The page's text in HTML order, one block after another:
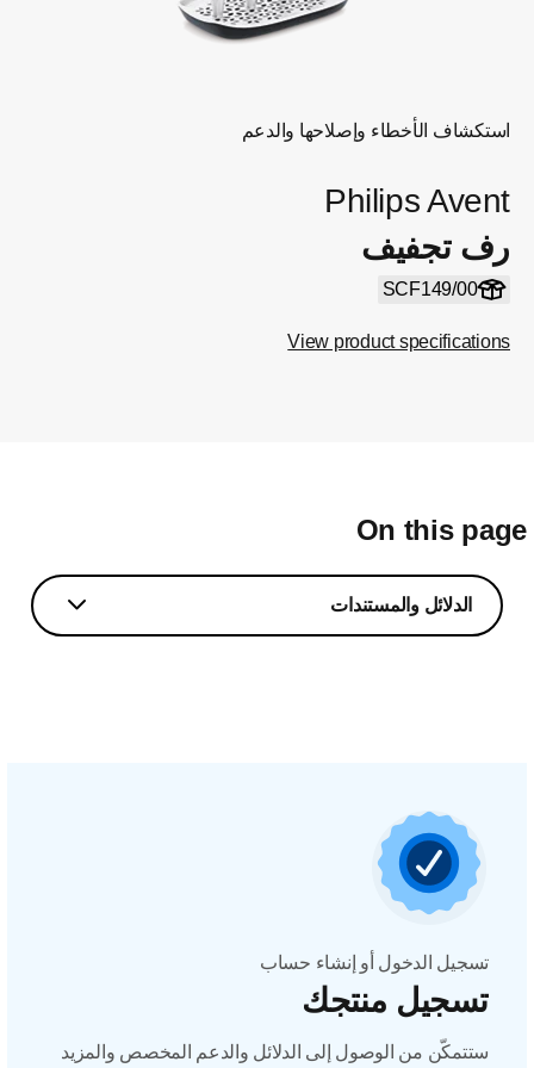
استكشاف الأخطاء وإصلاحها والدعم
Philips Avent
رف تجفيف
SCF149/00
View product specifications
On this
الدلائل والمستندات
تسجيل الدخول أو إنشاء حساب
تسجيل منتجك
ستتمكّن من الوصول إلى الدلائل والدعم المخصص والمزيد